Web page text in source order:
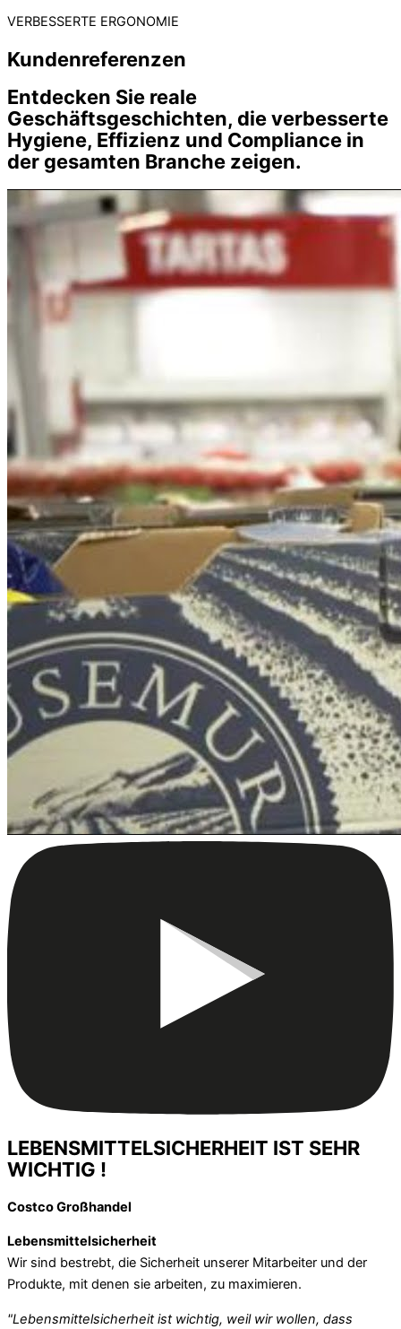
VERBESSERTE ERGONOMIE
Kundenreferenzen
Entdecken Sie reale
Geschäftsgeschichten, die verbesserte
Hygiene, Effizienz und Compliance in
der gesamten Branche zeigen.
LEBENSMITTELSICHERHEIT IST SEHR
WICHTIG !
Costco Großhandel
Lebensmittelsicherheit
Wir sind bestrebt, die Sicherheit unserer Mitarbeiter und der
Produkte, mit denen sie arbeiten, zu maximieren.
"Lebensmittelsicherheit ist wichtig, weil wir wollen, dass